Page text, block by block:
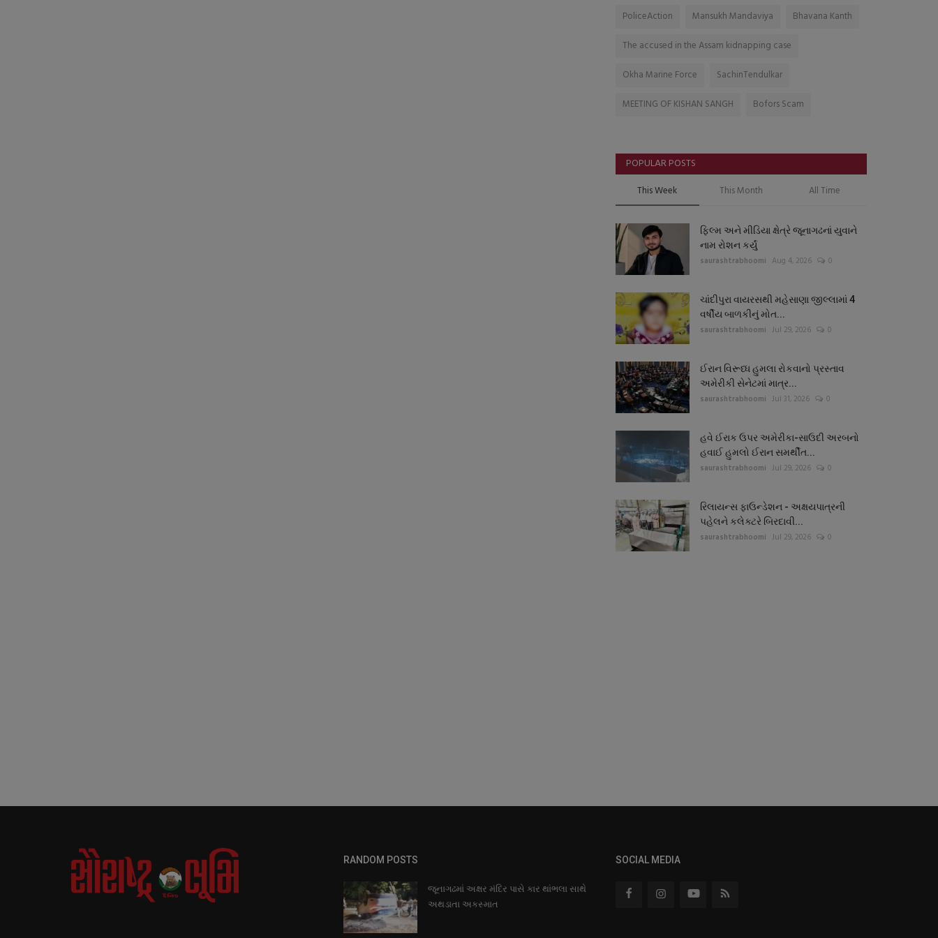
PoliceAction
Mansukh Mandaviya
Bhavana Kanth
The accused in the Assam kidnapping case
Okha Marine Force
SachinTendulkar
MEETING OF KISHAN SANGH
Bofors Scam
POPULAR POSTS
This Week This Month All Time
ફિલ્મ અને મીડિયા ક્ષેત્રે જૂનાગઢનાં યુવાને
નામ રોશન કર્યું
saurashtrabhoomi Aug 4, 2026 0
ચાંદીપુરા વાયરસથી મહેસાણા જીલ્લામાં 4
વર્ષીય બાળકીનું મોત...
saurashtrabhoomi Jul 29, 2026 0
ઈરાન વિરૂધ્ધ હુમલા રોકવાનો પ્રસ્તાવ
અમેરીકી સેનેટમાં માત્ર...
saurashtrabhoomi Jul 31, 2026 0
હવે ઈરાક ઉપર અમેરીકા-સાઉદી અરબનો
હવાઈ હુમલો ઈરાન સમર્થીત...
saurashtrabhoomi Jul 29, 2026 0
રિલાયન્સ ફાઉન્ડેશન - અક્ષયપાત્રની
પહેલને કલેક્ટરે બિરદાવી...
saurashtrabhoomi Jul 29, 2026 0
RANDOM POSTS
જૂનાગઢમાં અક્ષર મંદિર પાસે કાર થાંભલા સાથે
અથડાતા અકસ્માત
SOCIAL MEDIA